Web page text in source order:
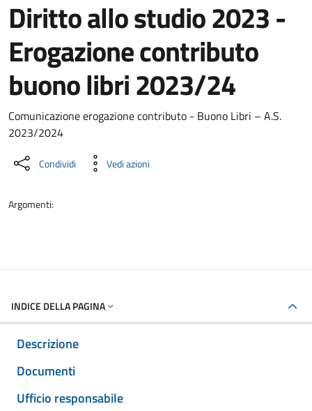
Diritto allo studio 2023 -
Erogazione contributo
buono libri 2023/24
Dettaglio del documento
Comunicazione erogazione contributo - Buono Libri – A.S.
2023/2024
Condividi Vedi azioni
Argomenti:
INDICE DELLA PAGINA
Descrizione
Documenti
Ufficio responsabile